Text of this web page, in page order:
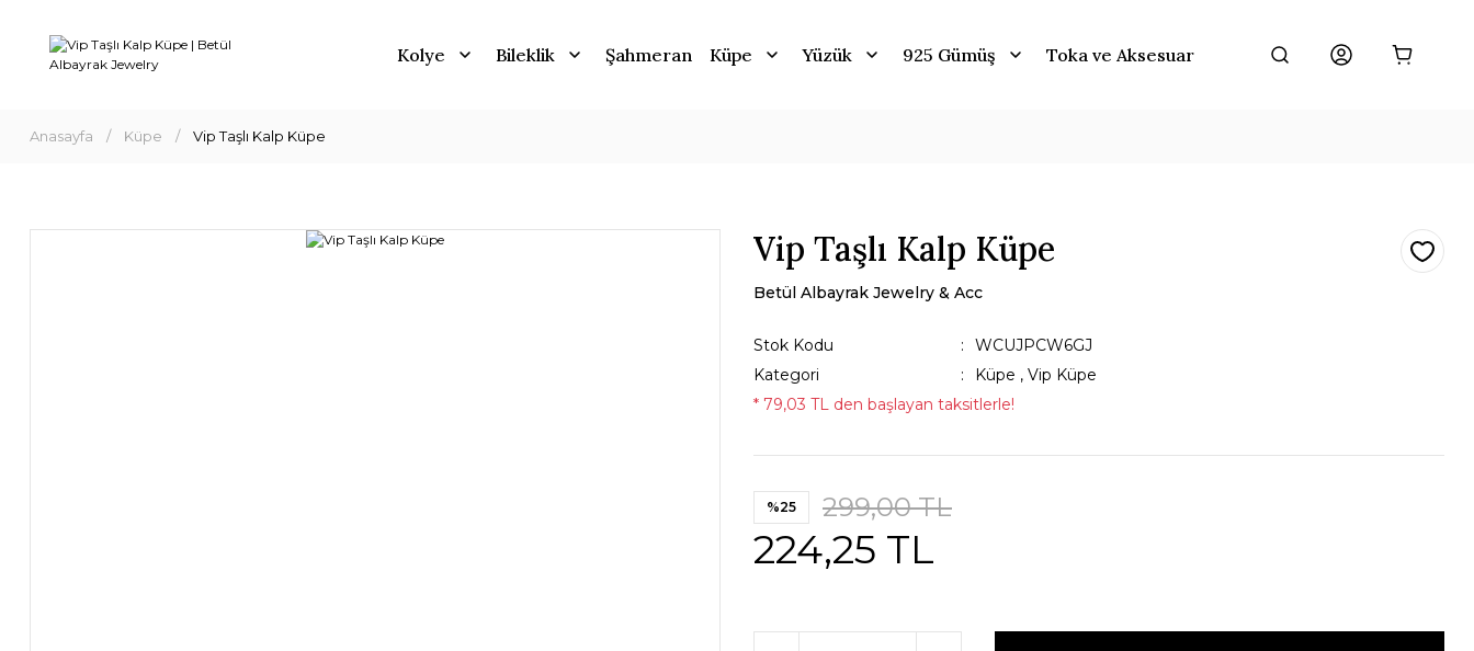
Kolye Bileklik Şahmeran Küpe Yüzük 925 Gümüş Toka ve Aksesuar
Anasayfa Küpe Vip Taşlı Kalp Küpe
Vip Taşlı Kalp Küpe
Betül Albayrak Jewelry & Acc
Stok Kodu
WCUJPCW6GJ
Kategori
Küpe , Vip Küpe
* 79,03 TL den başlayan taksitlerle!
%25 299,00 TL
224,25 TL